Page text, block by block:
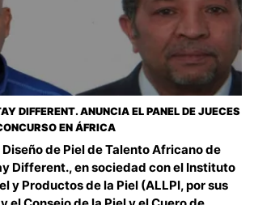
DIFFERENT. ANUNCIA EL PANEL DE JUECES
EN ÁFRICA
de Piel de Talento Africano de
Different., en sociedad con el Instituto
y Productos de la Piel (ALLPI, por sus